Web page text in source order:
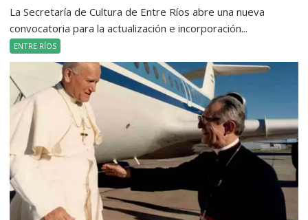
La Secretaría de Cultura de Entre Ríos abre una nueva
convocatoria para la actualización e incorporación...
ENTRE RÍOS